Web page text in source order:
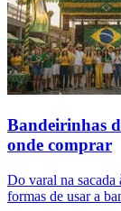
Bandeirinhas
onde comprar
Do varal na sacada
formas de usar a